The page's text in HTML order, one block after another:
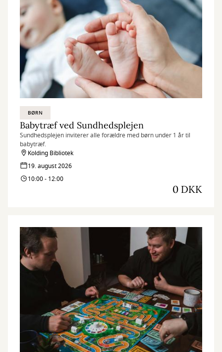
BØRN
Babytræf ved Sundhedsplejen
Sundhedsplejen inviterer alle forældre med børn under 1 år til
babytræf.
Kolding Bibliotek
19. august 2026
10:00 - 12:00
0 DKK